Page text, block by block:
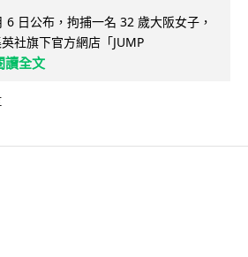
6 日公布，拘捕一名 32 歲大阪女子，
社旗下官方網店「JUMP
讀全文